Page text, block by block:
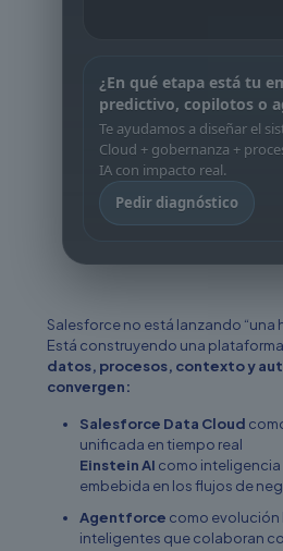
¿En qué etapa está tu
predictivo, copilotos o
Te ayudamos a diseñar el
Cloud + gobernanza +
IA con impacto real.
Pedir diagnóstico
Salesforce no está lanzando “una
Está construyendo una
datos, procesos, contexto y
convergen:
Salesforce Data Cloud
unificada en tiempo real
Einstein AI como
embebida en los flujos de
Agentforce como evolución
inteligentes que colaboran